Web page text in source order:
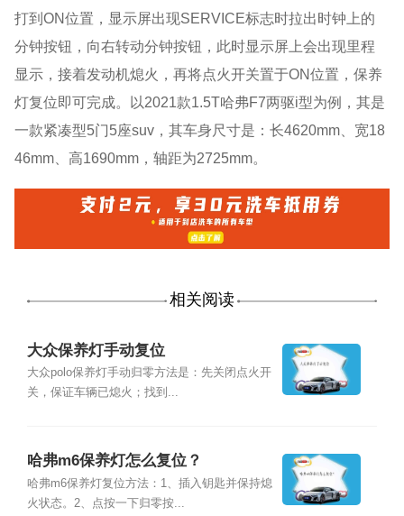
打到ON位置，显示屏出现SERVICE标志时拉出时钟上的
分钟按钮，向右转动分钟按钮，此时显示屏上会出现里程
显示，接着发动机熄火，再将点火开关置于ON位置，保养
灯复位即可完成。以2021款1.5T哈弗F7两驱i型为例，其是
一款紧凑型5门5座suv，其车身尺寸是：长4620mm、宽18
46mm、高1690mm，轴距为2725mm。
相关阅读
大众保养灯手动复位
大众polo保养灯手动归零方法是：先关闭点火开
关，保证车辆已熄火；找到...
哈弗m6保养灯怎么复位？
哈弗m6保养灯复位方法：1、插入钥匙并保持熄
火状态。2、点按一下归零按...